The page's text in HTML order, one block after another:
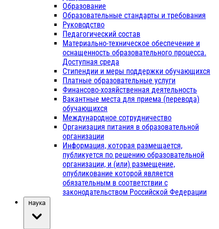
Образование
Образовательные стандарты и требования
Руководство
Педагогический состав
Материально-техническое обеспечение и
оснащенность образовательного процесса.
Доступная среда
Стипендии и меры поддержки обучающихся
Платные образовательные услуги
Финансово-хозяйственная деятельность
Вакантные места для приема (перевода)
обучающихся
Международное сотрудничество
Организация питания в образовательной
организации
Информация, которая размещается,
публикуется по решению образовательной
организации, и (или) размещение,
опубликование которой является
обязательным в соответствии с
законодательством Российской Федерации
Наука